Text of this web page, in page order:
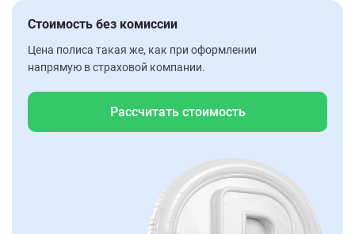
Стоимость без комиссии
Цена полиса такая же, как при оформлении
напрямую в страховой компании.
Рассчитать стоимость